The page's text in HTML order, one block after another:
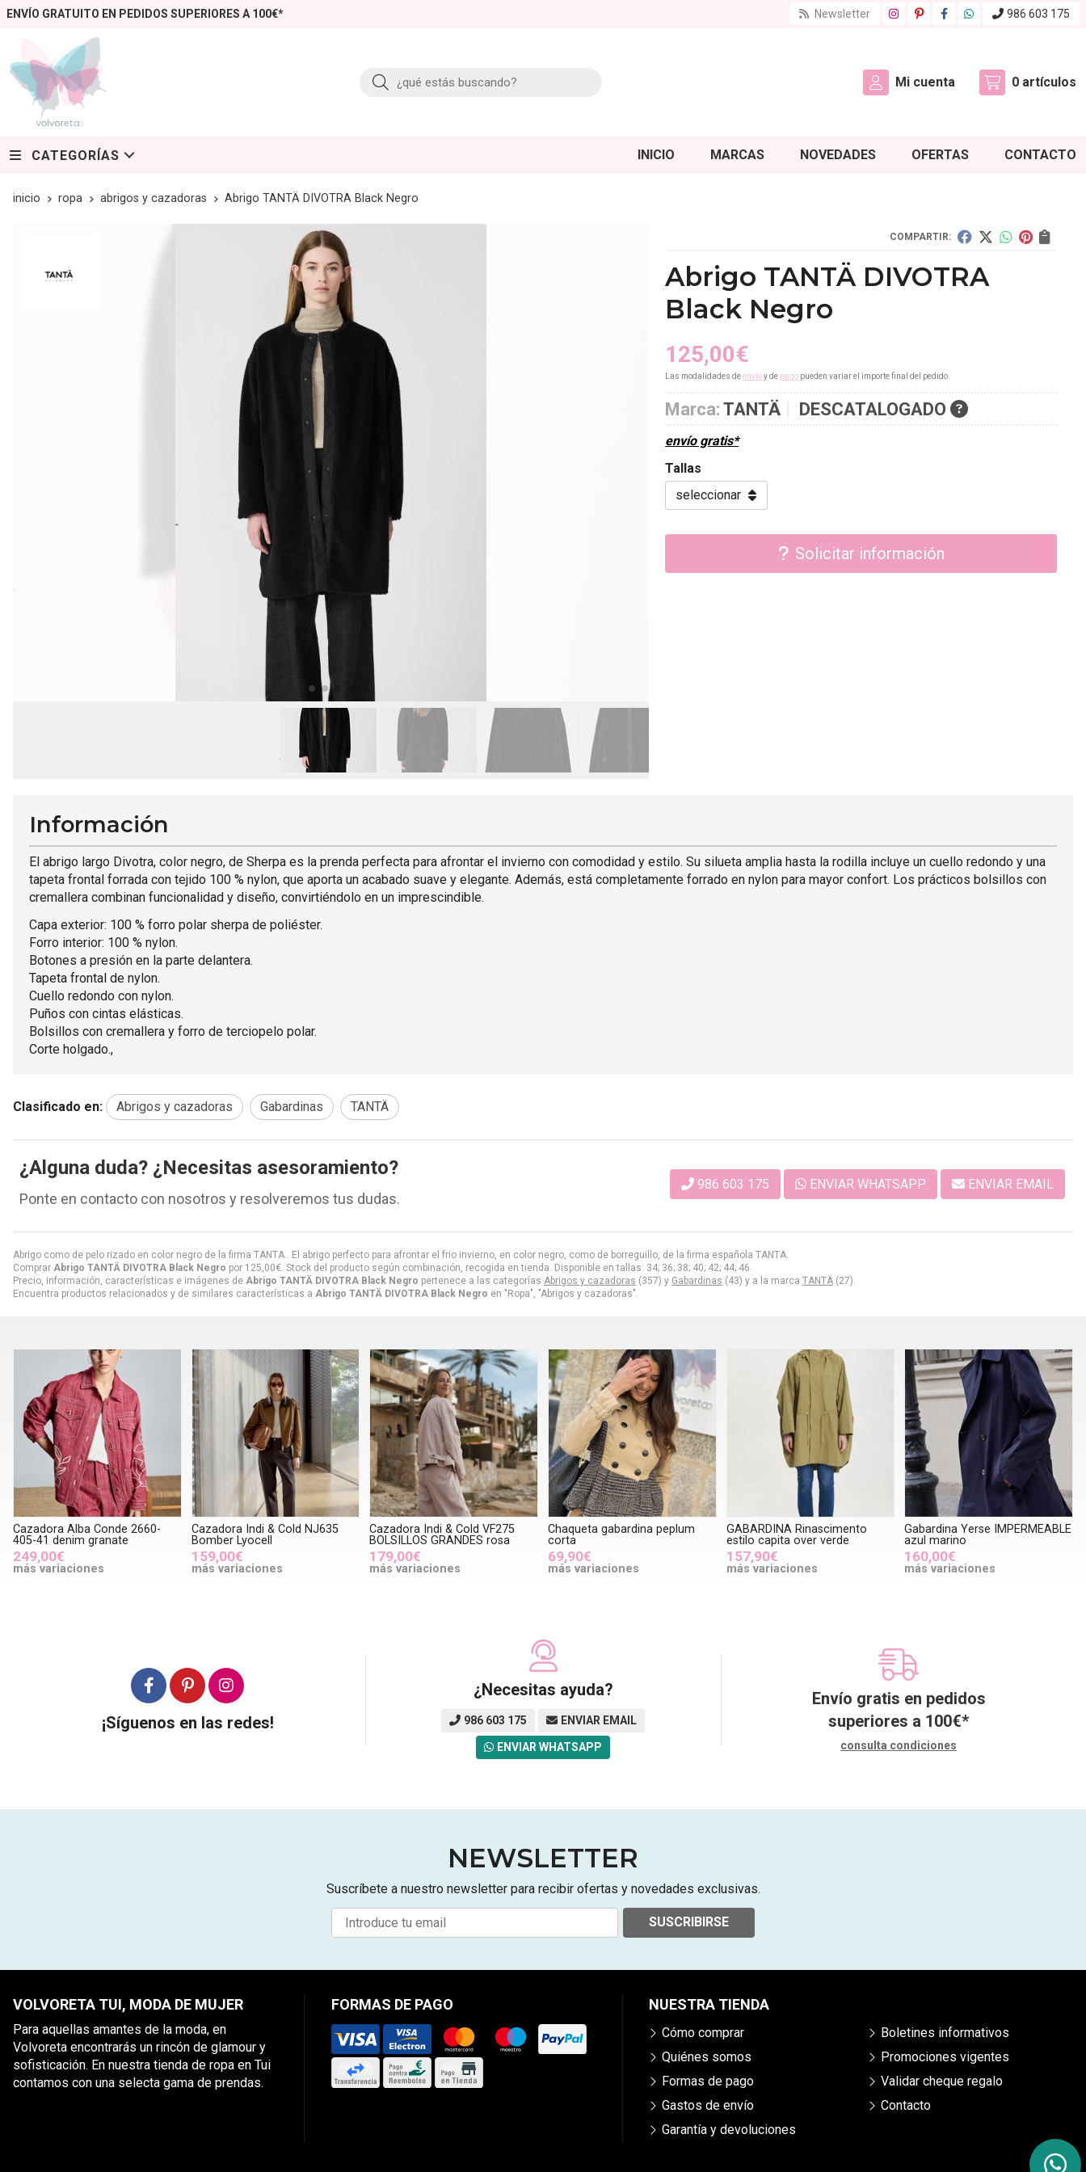
ENVÍO GRATUITO EN PEDIDOS SUPERIORES A 100€* Newsletter 986 603 175
Buscar Mi cuenta 0 artículos
CATEGORÍAS INICIO MARCAS NOVEDADES OFERTAS CONTACTO
inicio ropa abrigos y cazadoras Abrigo TANTÄ DIVOTRA Black Negro
COMPARTIR:
Abrigo TANTÄ DIVOTRA
Black Negro
125,00€
Las modalidades deenvíoy de pago pueden variar el importe final del pedido.
Marca: TANTÄ DESCATALOGADO
envío gratis*
Tallas
Solicitar información
Abrigo como de pelo rizado en color negro de la firma TANTA.. El abrigo perfecto para afrontar el frio invierno, en color negro, como de borreguillo, de la firma española TANTA.
Comprar Abrigo TANTÄ DIVOTRA Black Negro por 125,00€. Stock del producto según combinación, recogida en tienda. Disponible en tallas: 34; 36; 38; 40; 42; 44; 46.
Precio, información, características e imágenes de Abrigo TANTÄ DIVOTRA Black Negro pertenece a las categorías Abrigos y cazadoras (357) y Gabardinas (43) y a la marca TANTÄ (27).
Encuentra productos relacionados y de similares características a Abrigo TANTÄ DIVOTRA Black Negro en "Ropa", "Abrigos y cazadoras".
Información
El abrigo largo Divotra, color negro, de Sherpa es la prenda perfecta para afrontar el invierno con comodidad y estilo. Su silueta amplia hasta la rodilla incluye un cuello redondo y una
tapeta frontal forrada con tejido 100 % nylon, que aporta un acabado suave y elegante. Además, está completamente forrado en nylon para mayor confort. Los prácticos bolsillos con
cremallera combinan funcionalidad y diseño, convirtiéndolo en un imprescindible.
Capa exterior: 100 % forro polar sherpa de poliéster.
Forro interior: 100 % nylon.
Botones a presión en la parte delantera.
Tapeta frontal de nylon.
Cuello redondo con nylon.
Puños con cintas elásticas.
Bolsillos con cremallera y forro de terciopelo polar.
Corte holgado.,
Clasificado en: Abrigos y cazadoras Gabardinas TANTÄ
¿Alguna duda? ¿Necesitas asesoramiento?
Ponte en contacto con nosotros y resolveremos tus dudas.
986 603 175 ENVIAR WHATSAPP ENVIAR EMAIL
Cazadora Alba Conde 2660-
405-41 denim granate
249,00€
más variaciones
Cazadora Indi & Cold NJ635
Bomber Lyocell
159,00€
más variaciones
Cazadora Indi & Cold VF275
BOLSILLOS GRANDES rosa
179,00€
más variaciones
Chaqueta gabardina peplum
corta
69,90€
más variaciones
GABARDINA Rinascimento
estilo capita over verde
157,90€
más variaciones
Gabardina Yerse IMPERMEABLE
azul marino
160,00€
más variaciones
¡Síguenos en las redes!
¿Necesitas ayuda?
986 603 175 ENVIAR EMAIL
ENVIAR WHATSAPP
Envío gratis en pedidos
superiores a 100€*
consulta condiciones
NEWSLETTER
Suscríbete a nuestro newsletter para recibir ofertas y novedades exclusivas.
SUSCRIBIRSE
VOLVORETA TUI, MODA DE MUJER
Para aquellas amantes de la moda, en
Volvoreta encontrarás un rincón de glamour y
sofisticación. En nuestra tienda de ropa en Tui
contamos con una selecta gama de prendas.
FORMAS DE PAGO NUESTRA TIENDA
Cómo comprar
Quiénes somos
Formas de pago
Gastos de envío
Garantía y devoluciones
Boletines informativos
Promociones vigentes
Validar cheque regalo
Contacto